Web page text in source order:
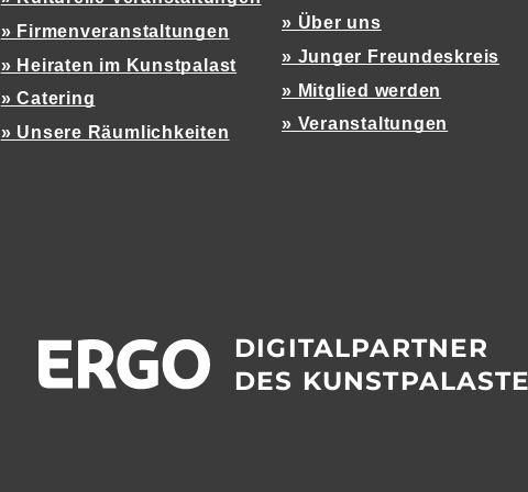
» Firmenveranstaltungen
» Heiraten im Kunstpalast
» Catering
» Unsere Räumlichkeiten
» Über uns
» Junger Freundeskreis
» Mitglied werden
» Veranstaltungen
DIGITALPARTNER
DES